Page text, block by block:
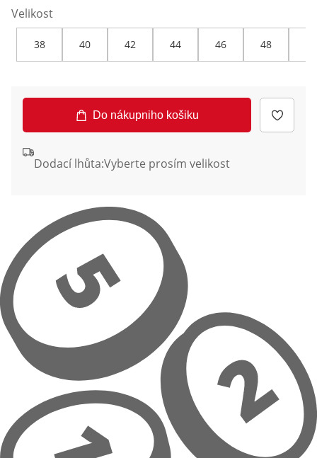
Velikost
38 40 42 44 46 48
Do nákupniho košiku
Dodací lhůta:Vyberte prosím velikost